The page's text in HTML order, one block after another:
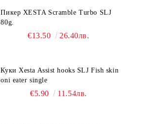
Пикер XESTA Scramble Turbo SLJ
80g.
€13.50 26.40лв.
Куки Xesta Assist hooks SLJ Fish skin
oni eater single
€5.90 11.54лв.